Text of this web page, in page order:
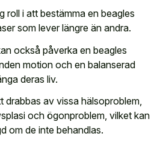
roll i att bestämma en beagles
som lever längre än andra.
också påverka en beagles
motion och en balanserad
deras liv.
drabbas av vissa hälsoproblem,
och ögonproblem, vilket kan
om de inte behandlas.